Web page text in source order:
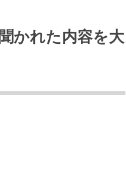
かれた内容を大